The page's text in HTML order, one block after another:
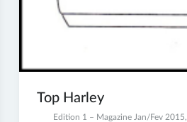
Top Harley
Edition 1 – Magazine Jan/Fev 2015,